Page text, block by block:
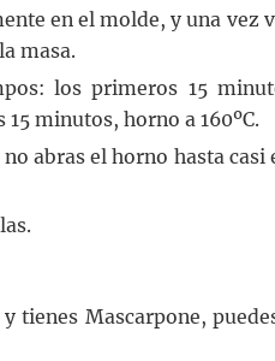
en el molde, y una vez
masa.
los primeros 15
minutos, horno a 160ºC.
abras el horno hasta
tienes Mascarpone,